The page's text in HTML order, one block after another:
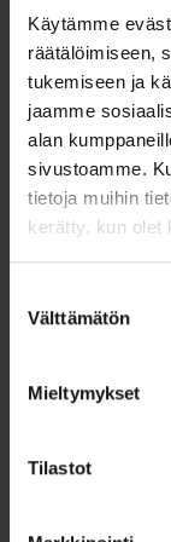
Käytämme
räätälöimiseen,
tukemiseen ja
jaamme
alan
sivustoamme.
tietoja muihin
kerätty, kun olet
valinta
Välttämätön
Mieltymykset
Tilastot
Kuva Karo
Bo Aminoff
Bo Aminoffin
Hän laittaa
toimii Helsingin
Radioniemessä
Bo Aminoff
hänen
Hän on
Hannu